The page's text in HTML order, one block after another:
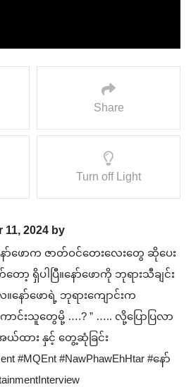
Share
Turn off Light
11, 2024 by
ာ်ဖောက ဇာတ်ဝင်တေးလေးတွေ ဆိုပေး
ော့ ရှိပါပြီ။နော်ဖောကို ဘုရားသီချင်း
နော်ဖောရဲ့ ဘုရားကျောင်းက
းသူတွေမို့ ….? ” ….. လို့ပြောပြလာ
ယ်ထား နှင့် တွေ့ဆုံခြင်း
#MQEnt #NawPhawEhHtar #နော်